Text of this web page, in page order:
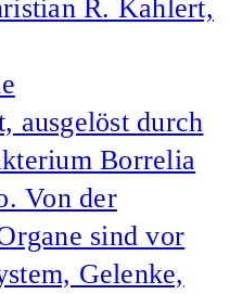
R. Kahlert,
ausgelöst durch
Borrelia
Von der
sind vor
Gelenke,